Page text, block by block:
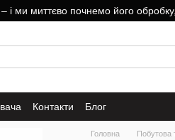
ми миттєво почнемо його
Контакти Блог
Головна Побутова